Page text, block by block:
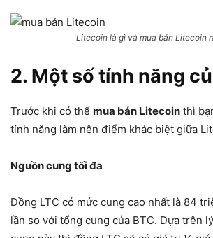
Litecoin là gì và mua bán Litecoin
2. Một số tính năng
Trước khi có thể mua bán Litecoin thì
tính năng làm nên điểm khác biệt giữa
Nguồn cung tối đa
Đồng LTC có mức cung cao nhất là 84
lần so với tổng cung của BTC. Dựa trên